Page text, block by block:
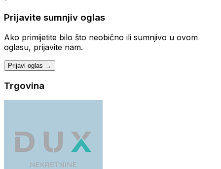
Prijavite sumnjiv oglas
Ako primijetite bilo što neobično ili sumnjivo u ovom
oglasu, prijavite nam.
Prijavi oglas →
Trgovina